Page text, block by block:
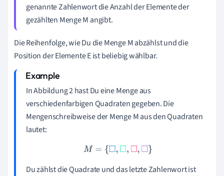
genannte Zahlenwort die Anzahl der Elemente der
gezählten Menge M angibt.
Die Reihenfolge, wie Du die Menge M abzählst und die
Position der Elemente E ist beliebig wählbar.
In Abbildung 2 hast Du eine Menge aus
verschiedenfarbigen Quadraten gegeben. Die
Mengenschreibweise der Menge M aus den Quadraten
lautet:
M= {□, □,□,□}
Du zählst die Quadrate und das letzte Zahlenwort ist